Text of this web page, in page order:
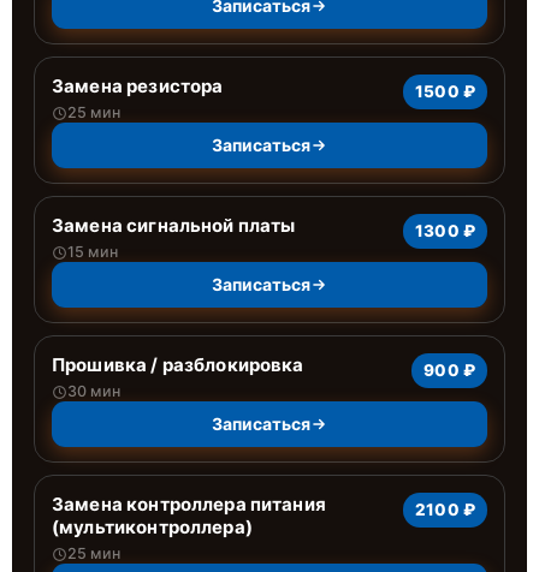
Записаться
Замена резистора
25 мин
1500 ₽
Записаться
Замена сигнальной платы
15 мин
1300 ₽
Записаться
Прошивка / разблокировка
30 мин
900 ₽
Записаться
Замена контроллера питания
(мультиконтроллера)
25 мин
2100 ₽